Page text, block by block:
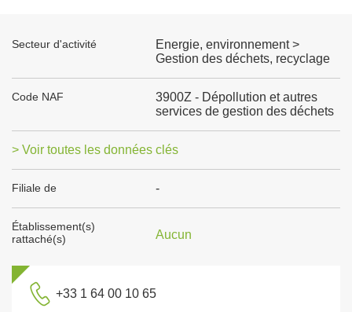
Secteur d'activité
Energie, environnement >
Gestion des déchets, recyclage
Code NAF
3900Z - Dépollution et autres
services de gestion des déchets
> Voir toutes les données clés
Filiale de -
Établissement(s)
rattaché(s)
Aucun
+33 1 64 00 10 65